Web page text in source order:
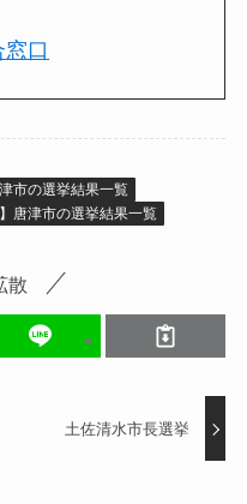
口
市の選挙結果一覧
】唐津市の選挙結果一覧
散
土佐清水市長選挙